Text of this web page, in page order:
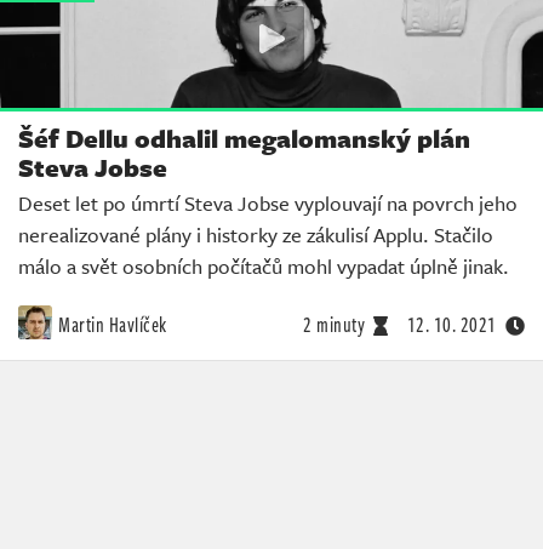
Šéf Dellu odhalil megalomanský plán
Steva Jobse
Deset let po úmrtí Steva Jobse vyplouvají na povrch jeho
nerealizované plány i historky ze zákulisí Applu. Stačilo
málo a svět osobních počítačů mohl vypadat úplně jinak.
Martin Havlíček 2 minuty 12. 10. 2021